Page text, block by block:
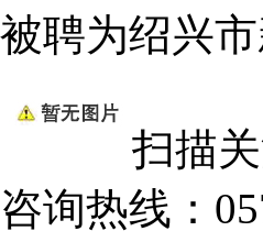
被聘为绍兴
扫描
咨询热线：